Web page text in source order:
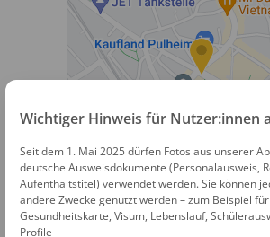
dm Passbildservice
Venloer Straße 127
50259 Pulheim
Wichtiger Hinweis für Nutzer:innen
Seit dem 1. Mai 2025 dürfen Fotos aus unserer
deutsche Ausweisdokumente (Personalausweis,
Aufenthaltstitel) verwendet werden. Sie können
andere Zwecke genutzt werden – zum Beispiel
Gesundheitskarte, Visum, Lebenslauf,
Profile